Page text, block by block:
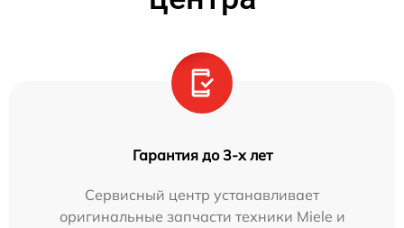
Гарантия до 3-х лет
Сервисный центр устанавливает
оригинальные запчасти техники Miele и